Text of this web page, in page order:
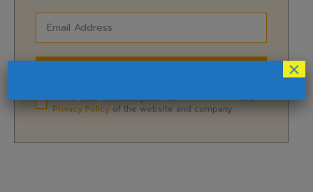
I have read and accepted theTerms of Useand
Privacy Policy of the website and company.
×